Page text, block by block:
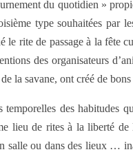
du quotidien »
type souhaitées par
le rite de passage à la fête
des organisateurs
la savane, ont créé de
temporelles des habitudes
lieu de rites à la liberté
salle ou dans des lieux …